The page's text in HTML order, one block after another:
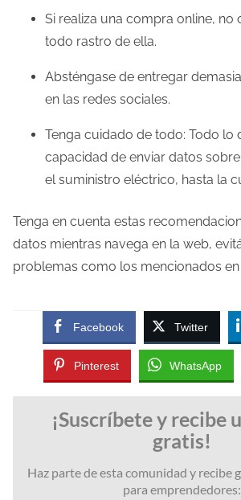
Si realiza una compra online, no
todo rastro de ella.
Absténgase de entregar
en las redes sociales.
Tenga cuidado de todo: Todo lo
capacidad de enviar datos
el suministro eléctrico, hasta la
Tenga en cuenta estas
datos mientras navega en la web,
problemas como los mencionados
Facebook Twitter
Pinterest WhatsApp